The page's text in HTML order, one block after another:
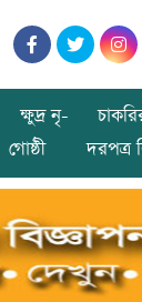
ক্ষুদ্র নৃ-
গোষ্ঠী
দরপত্র